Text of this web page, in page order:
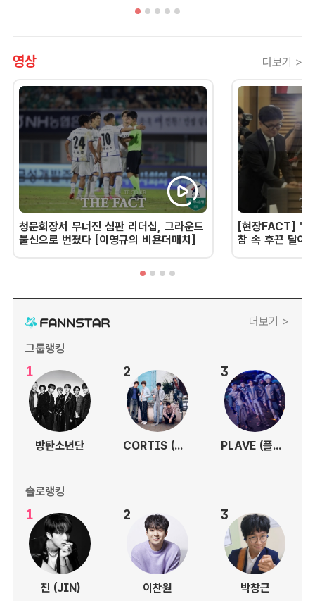
영상 더보기 >
청문회장서 무너진 심판 리더십, 그라운드
불신으로 번졌다 [이영규의 비욘더매치]
[현장FACT] "한
참 속 후끈 달아
더보기 >
그룹랭킹
1
방탄소년단
2
CORTIS (코르티스)
3
PLAVE (플레이브)
솔로랭킹
1
진 (JIN)
2
이찬원
3
박창근